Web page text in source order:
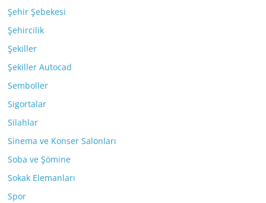
Şehir Şebekesi
Şehircilik
Şekiller
Şekiller Autocad
Semboller
Sigortalar
Silahlar
Sinema ve Konser Salonları
Soba ve Şömine
Sokak Elemanları
Spor